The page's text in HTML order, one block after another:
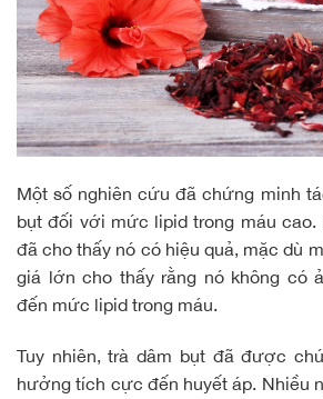
Một số nghiên cứu đã chứng minh
bụt đối với mức lipid trong máu cao.
đã cho thấy nó có hiệu quả, mặc dù
giá lớn cho thấy rằng nó không có
đến mức lipid trong máu.
Tuy nhiên, trà dâm bụt đã được
hưởng tích cực đến huyết áp. Nhiều